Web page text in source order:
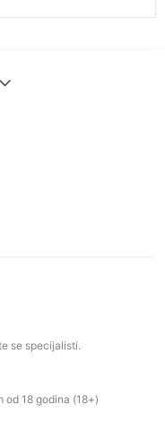
se specijalisti.
od 18 godina (18+)